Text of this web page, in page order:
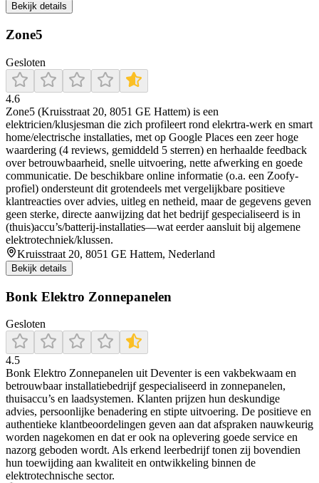
Bekijk details
Zone5
Gesloten
4.6
Zone5 (Kruisstraat 20, 8051 GE Hattem) is een
elektricien/klusjesman die zich profileert rond elekrtra-werk en smart
home/electrische installaties, met op Google Places een zeer hoge
waardering (4 reviews, gemiddeld 5 sterren) en herhaalde feedback
over betrouwbaarheid, snelle uitvoering, nette afwerking en goede
communicatie. De beschikbare online informatie (o.a. een Zoofy-
profiel) ondersteunt dit grotendeels met vergelijkbare positieve
klantreacties over advies, uitleg en netheid, maar de gegevens geven
geen sterke, directe aanwijzing dat het bedrijf gespecialiseerd is in
(thuis)accu’s/batterij-installaties—wat eerder aansluit bij algemene
elektrotechniek/klussen.
Kruisstraat 20, 8051 GE Hattem, Nederland
Bekijk details
Bonk Elektro Zonnepanelen
Gesloten
4.5
Bonk Elektro Zonnepanelen uit Deventer is een vakbekwaam en
betrouwbaar installatiebedrijf gespecialiseerd in zonnepanelen,
thuisaccu’s en laadsystemen. Klanten prijzen hun deskundige
advies, persoonlijke benadering en stipte uitvoering. De positieve en
authentieke klantbeoordelingen geven aan dat afspraken nauwkeurig
worden nagekomen en dat er ook na oplevering goede service en
nazorg geboden wordt. Als erkend leerbedrijf tonen zij bovendien
hun toewijding aan kwaliteit en ontwikkeling binnen de
elektrotechnische sector.